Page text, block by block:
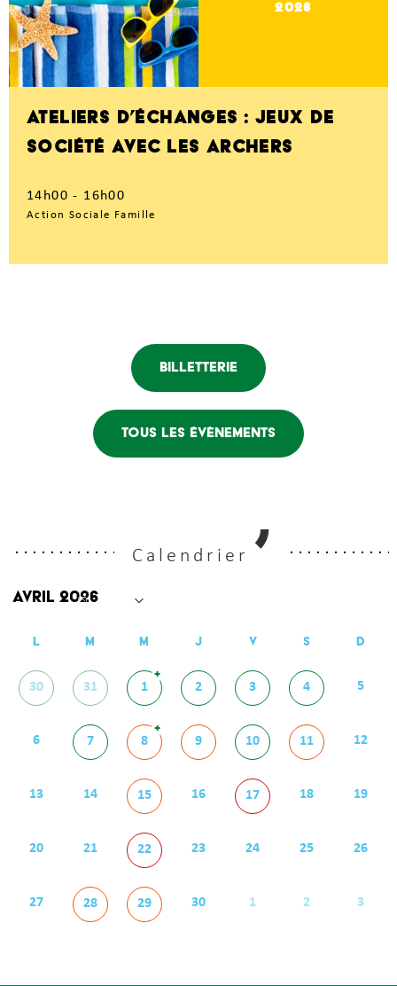
2026
ATELIERS D’ÉCHANGES : JEUX DE
SOCIÉTÉ AVEC LES ARCHERS
14h00 - 16h00
Action Sociale Famille
Billetterie
Tous les évènements
Calendrier
L M M J V S D
30 31 1
+
2 3 4 5
6 7 8
+
9 10 11 12
13 14 15 16 17 18 19
20 21 22 23 24 25 26
27 28 29 30 1 2 3